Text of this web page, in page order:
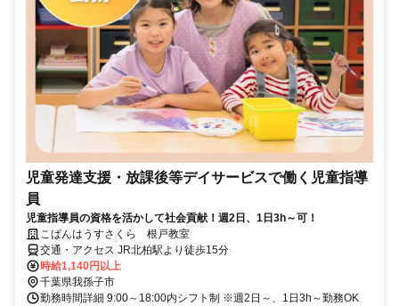
児童発達支援・放課後等デイサービスで働く児童指導
員
児童指導員の資格を活かして社会貢献！週2日、1日3h～可！
こぱんはうすさくら 根戸教室
交通・アクセス JR北柏駅より徒歩15分
時給1,140円以上
千葉県我孫子市
勤務時間詳細 9:00～18:00内シフト制 ※週2日～、1日3h～勤務OK